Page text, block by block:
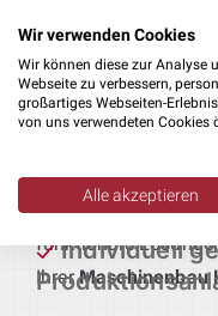
Technik für
Anlagentechnik.
Endmontage
funktionale
IhrerMaschinenbau
Individuell
Wir verwenden Cookies
Wir können diese zur Analyse
Webseite zu verbessern,
großartiges Webseiten-
von uns verwendeten Cookies
Alle akzeptieren